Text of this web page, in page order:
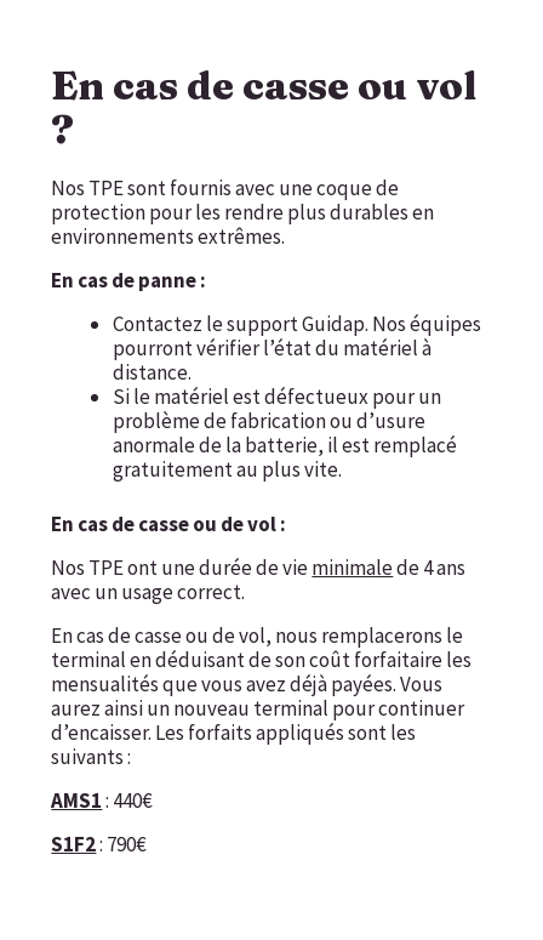
En cas de casse ou vol
?
Nos TPE sont fournis avec une coque de
protection pour les rendre plus durables en
environnements extrêmes.
En cas de panne :
Contactez le support Guidap. Nos équipes
pourront vérifier l’état du matériel à
distance.
Si le matériel est défectueux pour un
problème de fabrication ou d’usure
anormale de la batterie, il est remplacé
gratuitement au plus vite.
En cas de casse ou de vol :
Nos TPE ont une durée de vieminimalede 4 ans
avec un usage correct.
En cas de casse ou de vol, nous remplacerons le
terminal en déduisant de son coût forfaitaire les
mensualités que vous avez déjà payées. Vous
aurez ainsi un nouveau terminal pour continuer
d’encaisser. Les forfaits appliqués sont les
suivants :
AMS1: 440€
S1F2: 790€